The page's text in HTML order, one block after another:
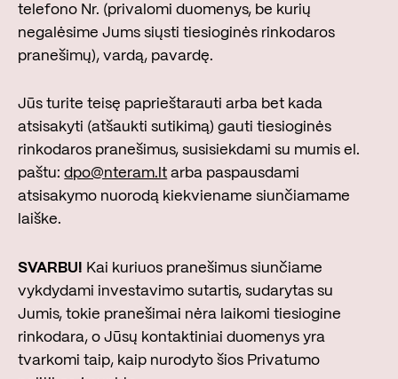
telefono Nr. (privalomi duomenys, be kurių
negalėsime Jums siųsti tiesioginės rinkodaros
pranešimų), vardą, pavardę.
Jūs turite teisę paprieštarauti arba bet kada
atsisakyti (atšaukti sutikimą) gauti tiesioginės
rinkodaros pranešimus, susisiekdami su mumis el.
paštu:dpo@nteram.lt arba paspausdami
atsisakymo nuorodą kiekviename siunčiamame
laiške.
SVARBU! Kai kuriuos pranešimus siunčiame
vykdydami investavimo sutartis, sudarytas su
Jumis, tokie pranešimai nėra laikomi tiesiogine
rinkodara, o Jūsų kontaktiniai duomenys yra
tvarkomi taip, kaip nurodyto šios Privatumo